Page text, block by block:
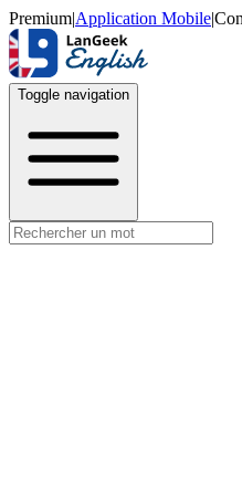
Premium|Application Mobile|
Toggle navigation